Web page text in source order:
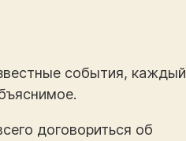
события, каждый
договориться об